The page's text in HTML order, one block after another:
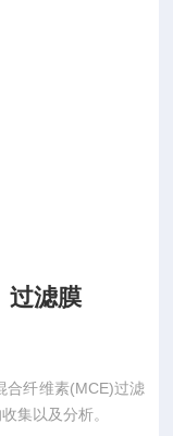
过滤膜
合纤维素(MCE)过滤
集以及分析。